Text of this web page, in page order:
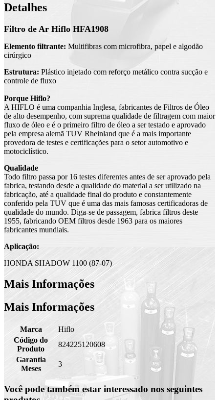
Detalhes
Filtro de Ar Hiflo HFA1908
Elemento filtrante: Multifibras com microfibra, papel e algodão
cirúrgico
Estrutura: Plástico injetado com reforço metálico contra sucção e
controle de fluxo
Porque Hiflo?
A HIFLO é uma companhia Inglesa, fabricantes de Filtros de Óleo
de alto desempenho, com suprema qualidade de filtragem com maior
fluxo de óleo e é o primeiro filtro de óleo a ser testado e aprovado
pela empresa alemã TUV Rheinland que é a mais importante
provedora de testes e certificações para o setor automotivo e
motociclístico.
Qualidade
Todo filtro passa por 16 testes diferentes antes de ser aprovado pela
fabrica, testando desde a qualidade do material a ser utilizado na
fabricação, até a qualidade final do produto e constantemente
conferido pela TUV que é uma das mais famosas certificadoras de
qualidade do mundo. Diga-se de passagem, fabrica filtros deste
1955, fabricando OEM filtros desde 1963 para os maiores
fabricantes mundiais.
Aplicação:
HONDA SHADOW 1100 (87-07)
Mais Informações
Mais Informações
Marca
Hiflo
Código do
Produto
824225120608
Garantia
Meses
3
Você pode também estar interessado nos seguintes